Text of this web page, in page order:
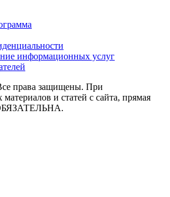
информационных услуг
права защищены. При
и статей с сайта, прямая